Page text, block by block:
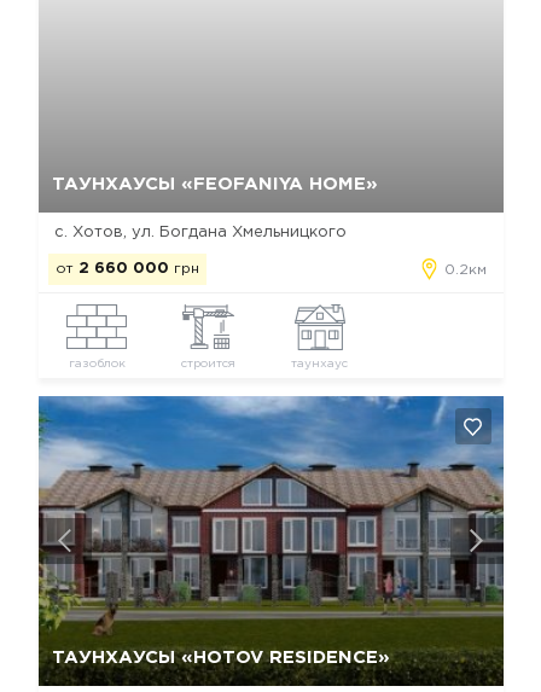
ТАУНХАУСЫ «FEOFANIYA HOME»
с. Хотов, ул. Богдана Хмельницкого
от 2 660 000 грн 0.2км
газоблок строится таунхаус
ТАУНХАУСЫ «HOTOV RESIDENCE»